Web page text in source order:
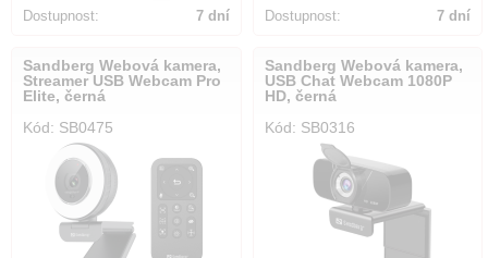
Dostupnost: 7 dní Dostupnost: 7 dní
Sandberg Webová kamera,
Streamer USB Webcam Pro
Elite, černá
Kód: SB0475
Sandberg Webová kamera,
USB Chat Webcam 1080P
HD, černá
Kód: SB0316